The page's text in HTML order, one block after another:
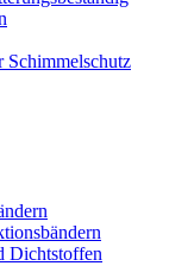
Schimmelschutz
Dichtstoffen